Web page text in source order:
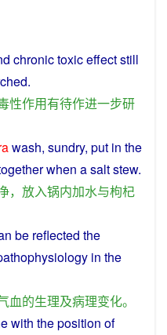
chronictoxiceffectstill
.
性作用有待作进一步研
wash, sundry, put in the
when asaltstew.
， 放入锅内加水与枸杞
be reflected the
in the
血的生理及病理变化。
with theposition of